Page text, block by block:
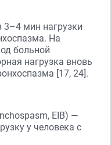
мин нагрузки
На
больной
нагрузка вновь
[17, 24].
EIB) —
у человека с